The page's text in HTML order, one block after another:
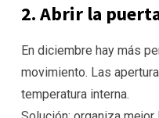
2. Abrir la
En diciembre hay más
movimiento. Las
temperatura interna.